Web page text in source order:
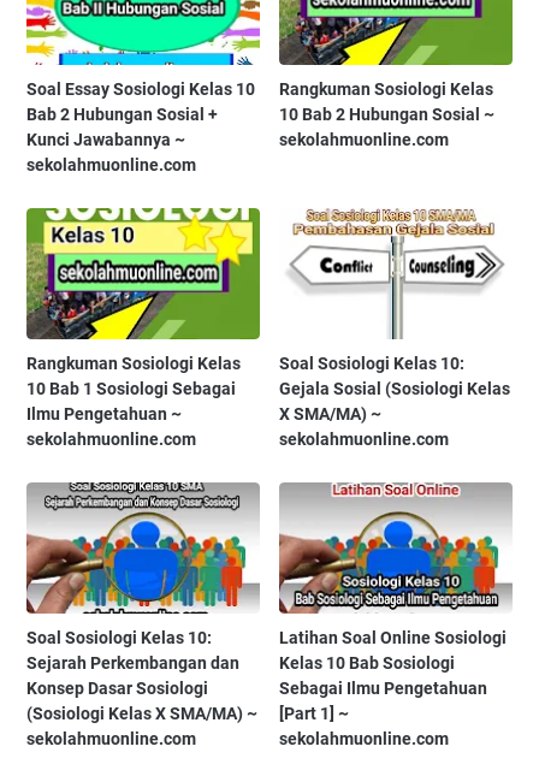
Soal Essay Sosiologi Kelas 10
Bab 2 Hubungan Sosial +
Kunci Jawabannya ~
sekolahmuonline.com
Rangkuman Sosiologi Kelas
10 Bab 2 Hubungan Sosial ~
sekolahmuonline.com
Rangkuman Sosiologi Kelas
10 Bab 1 Sosiologi Sebagai
Ilmu Pengetahuan ~
sekolahmuonline.com
Soal Sosiologi Kelas 10:
Gejala Sosial (Sosiologi Kelas
X SMA/MA) ~
sekolahmuonline.com
Soal Sosiologi Kelas 10:
Sejarah Perkembangan dan
Konsep Dasar Sosiologi
(Sosiologi Kelas X SMA/MA) ~
sekolahmuonline.com
Latihan Soal Online Sosiologi
Kelas 10 Bab Sosiologi
Sebagai Ilmu Pengetahuan
[Part 1] ~
sekolahmuonline.com